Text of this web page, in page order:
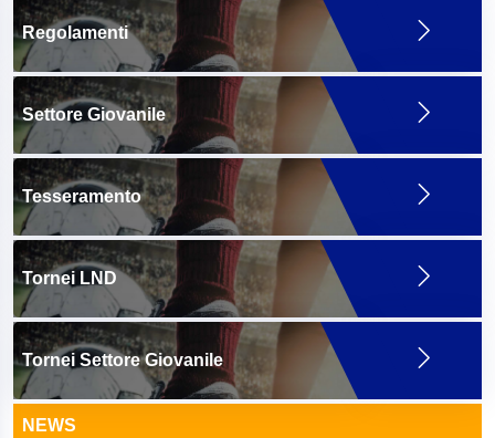
Regolamenti
Settore Giovanile
Tesseramento
Tornei LND
Tornei Settore Giovanile
NEWS